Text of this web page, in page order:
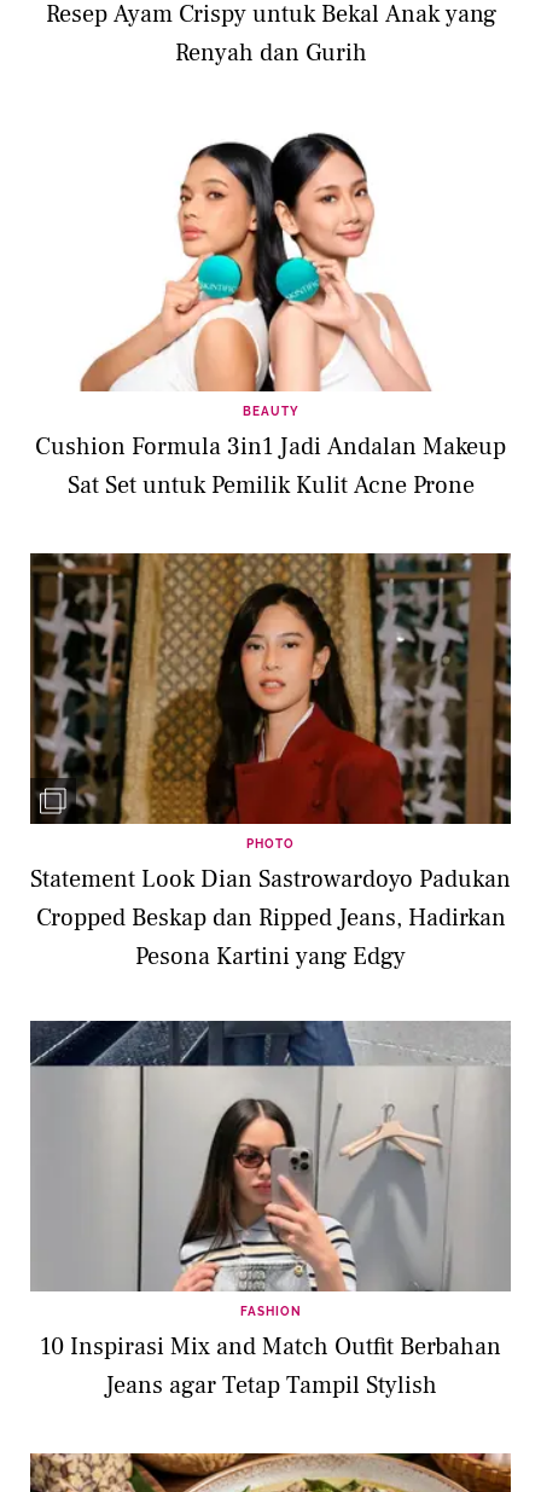
Resep Ayam Crispy untuk Bekal Anak yang
Renyah dan Gurih
BEAUTY
Cushion Formula 3in1 Jadi Andalan Makeup
Sat Set untuk Pemilik Kulit Acne Prone
PHOTO
Statement Look Dian Sastrowardoyo Padukan
Cropped Beskap dan Ripped Jeans, Hadirkan
Pesona Kartini yang Edgy
FASHION
10 Inspirasi Mix and Match Outfit Berbahan
Jeans agar Tetap Tampil Stylish